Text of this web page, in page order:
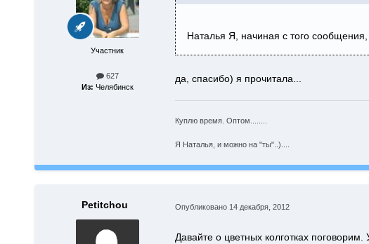
Участник
627
Из: Челябинск
Наталья Я, начиная с того
да, спасибо) я прочитала...
Куплю время. Оптом........
Я Наталья, и можно на "ты"..)....
Petitchou Опубликовано 14 декабря, 2012
Давайте о цветных колготках